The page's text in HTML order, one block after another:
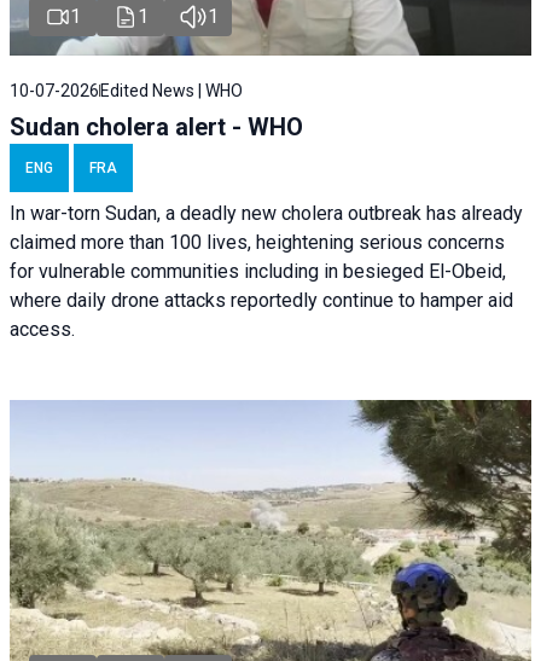
1 1 1
10-07-2026 Edited News | WHO
Sudan cholera alert - WHO
ENG FRA
In war-torn Sudan, a deadly new cholera outbreak has already
claimed more than 100 lives, heightening serious concerns
for vulnerable communities including in besieged El-Obeid,
where daily drone attacks reportedly continue to hamper aid
access.